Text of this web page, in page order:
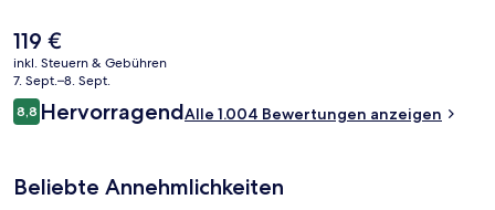
luxuriösen Stil einen Außenpool, eine Loungebar und einen
Fitnessbereich. Das hilfsbereite Personal und die Lage erhalten tolle
Bewertungen von anderen Reisenden. Die öffentlichen
Verkehrsmittel sind nur einen kurzen Fußmarsch entfernt: Zur
Straßenbahnhaltestelle Fortress Hill sind es 4 Minuten und zur
Straßenbahnhaltestelle Jupiter Street 5 Minuten.
Der
aktuelle
Preis
beträgt
119 €.
119 €
inkl. Steuern & Gebühren
7. Sept.–8. Sept.
Bewertungen
8,88,8 von 10.
HervorragendAlle 1.004 Bewertungen anzeigen
Beliebte Annehmlichkeiten